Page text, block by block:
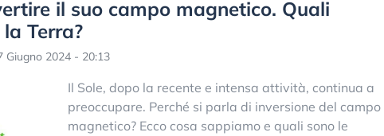
il suo campo magnetico. Quali
Terra?
Giugno 2024 - 20:13
Il Sole, dopo la recente e intensa attività, continua a
preoccupare. Perché si parla di inversione del campo
magnetico? Ecco cosa sappiamo e quali sono le